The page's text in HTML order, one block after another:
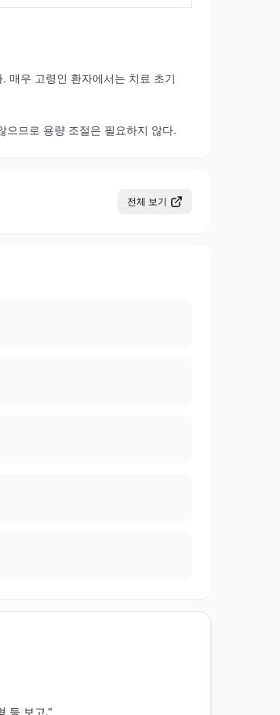
매우 고령인 환자에서는 치료 초기
므로 용량 조절은 필요하지 않다.
전체 보기
등 보고."